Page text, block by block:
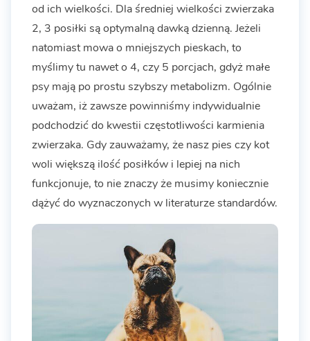
od ich wielkości. Dla średniej wielkości zwierzaka
2, 3 posiłki są optymalną dawką dzienną. Jeżeli
natomiast mowa o mniejszych pieskach, to
myślimy tu nawet o 4, czy 5 porcjach, gdyż małe
psy mają po prostu szybszy metabolizm. Ogólnie
uważam, iż zawsze powinniśmy indywidualnie
podchodzić do kwestii częstotliwości karmienia
zwierzaka. Gdy zauważamy, że nasz pies czy kot
woli większą ilość posiłków i lepiej na nich
funkcjonuje, to nie znaczy że musimy koniecznie
dążyć do wyznaczonych w literaturze standardów.